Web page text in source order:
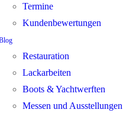
Termine
Kundenbewertungen
Restauration
Lackarbeiten
Boots & Yachtwerften
Messen und Ausstellungen